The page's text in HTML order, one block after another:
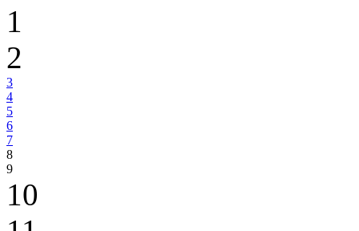
1
2
3
4
5
6
7
8
9
10